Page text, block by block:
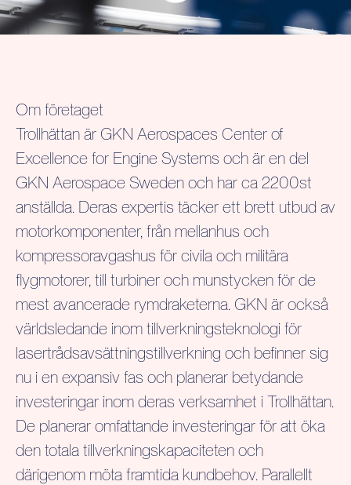
Om företaget
Trollhättan är GKN Aerospaces Center of
Excellence for Engine Systems och är en del
GKN Aerospace Sweden och har ca 2200st
anställda. Deras expertis täcker ett brett utbud av
motorkomponenter, från mellanhus och
kompressoravgashus för civila och militära
flygmotorer, till turbiner och munstycken för de
mest avancerade rymdraketerna. GKN är också
världsledande inom tillverkningsteknologi för
lasertrådsavsättningstillverkning och befinner sig
nu i en expansiv fas och planerar betydande
investeringar inom deras verksamhet i Trollhättan.
De planerar omfattande investeringar för att öka
den totala tillverkningskapaciteten och
därigenom möta framtida kundbehov. Parallellt